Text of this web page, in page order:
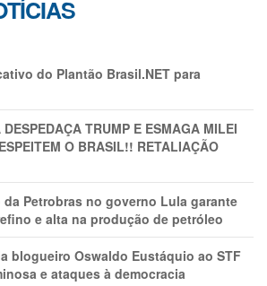
do Plantão Brasil.NET para
TRUMP E ESMAGA MILEI
O BRASIL!! RETALIAÇÃO
da Petrobras no governo Lula garante
e alta na produção de petróleo
blogueiro Oswaldo Eustáquio ao STF
e ataques à democracia